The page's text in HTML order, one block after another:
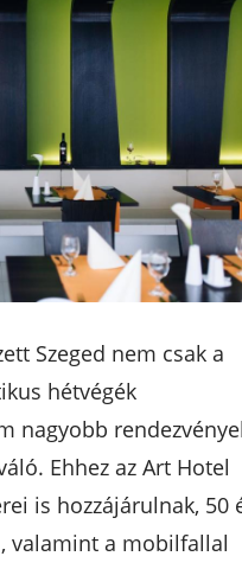
Szeged nem csak a
hétvégék
nagyobb
Ehhez az Art Hotel
is hozzájárulnak, 50
valamint a mobilfallal